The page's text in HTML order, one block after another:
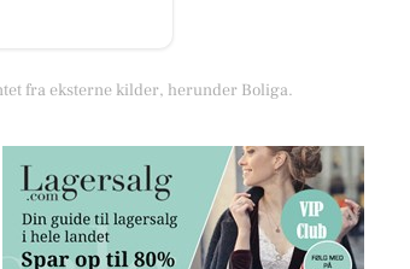
fra eksterne kilder, herunder Boliga.